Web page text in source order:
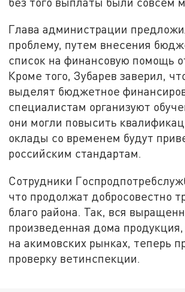
Глава администрации
проблему, путем внесения
список на финансовую помощь
Кроме того, Зубарев заверил,
выделят бюджетное
специалистам организуют
они могли повысить
оклады со временем будут
российским стандартам.
Сотрудники
что продолжат добросовестно
благо района. Так, вся
произведенная дома
на акимовских рынках, теперь
проверку ветинспекции.